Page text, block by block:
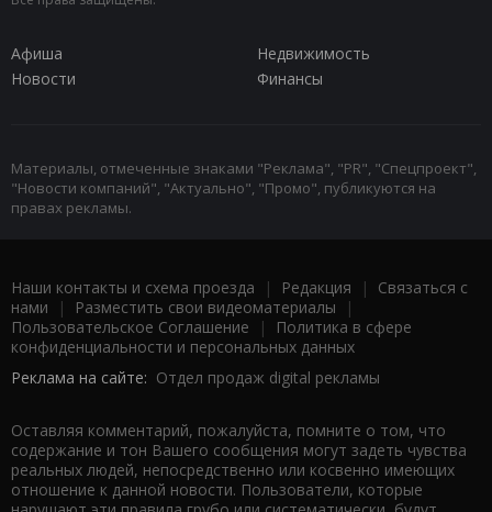
Афиша
Недвижимость
Новости
Финансы
Материалы, отмеченные знаками "Реклама", "PR", "Спецпроект",
"Новости компаний", "Актуально", "Промо", публикуются на
правах рекламы.
Наши контакты и схема проезда | Редакция | Связаться с
нами | Разместить свои видеоматериалы |
Пользовательское Соглашение |
Политика в сфере
конфиденциальности и персональных данных
Реклама на сайте: Отдел продаж digital рекламы
Оставляя комментарий, пожалуйста, помните о том, что
содержание и тон Вашего сообщения могут задеть чувства
реальных людей, непосредственно или косвенно имеющих
отношение к данной новости. Пользователи, которые